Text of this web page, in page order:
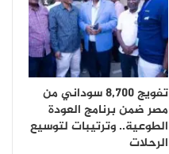
تفويج 8,700 سوداني من
مصر ضمن برنامج العودة
الطوعية.. وترتيبات لتوسيع
الرحلات